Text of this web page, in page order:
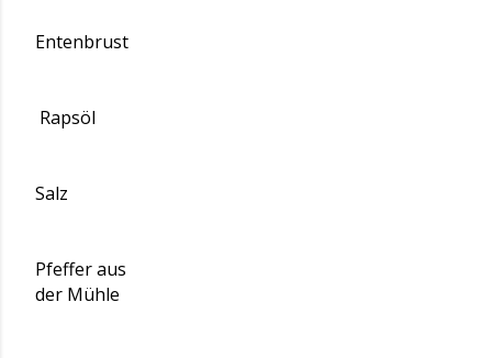
Entenbrust
Rapsöl
Salz
Pfeffer aus
der Mühle